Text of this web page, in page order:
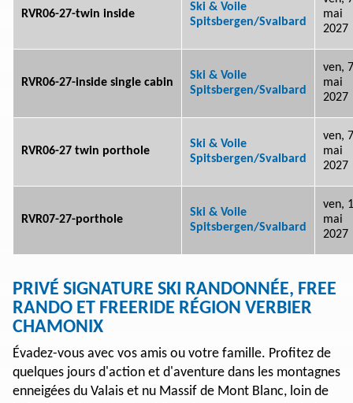
RVR06-27-twin inside
Ski & Voile
Spitsbergen/Svalbard
mai
2027
RVR06-27-inside single cabin
Ski & Voile
Spitsbergen/Svalbard
ven, 7
mai
2027
RVR06-27 twin porthole
Ski & Voile
Spitsbergen/Svalbard
ven, 7
mai
2027
RVR07-27-porthole
Ski & Voile
Spitsbergen/Svalbard
ven,
mai
2027
PRIVÉ SIGNATURE SKI RANDONNÉE, FREE
RANDO ET FREERIDE RÉGION VERBIER
CHAMONIX
Évadez-vous avec vos amis ou votre famille. Profitez de
quelques jours d'action et d'aventure dans les montagnes
enneigées du Valais et nu Massif de Mont Blanc, loin de